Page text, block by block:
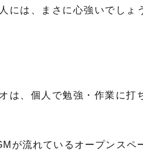
には、まさに心強いでし
は、個人で勉強・作業に
流れているオープンスペ